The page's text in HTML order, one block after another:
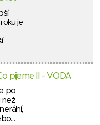
je
pijeme II - VODA
po
než